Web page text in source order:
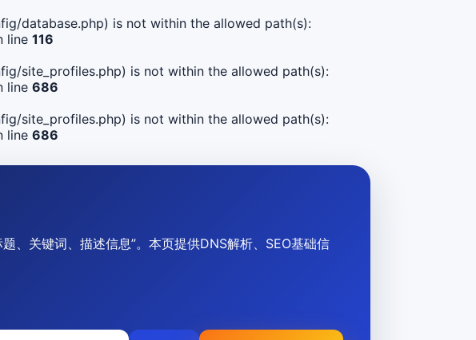
database.php) is not within the allowed path(s):
line 116
site_profiles.php) is not within the allowed path(s):
line 686
site_profiles.php) is not within the allowed path(s):
line 686
、关键词、描述信息”。本页提供DNS解析、SEO基础信